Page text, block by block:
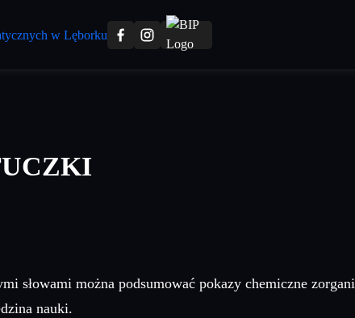
słowami można podsumować pokazy chemiczne
nauki.